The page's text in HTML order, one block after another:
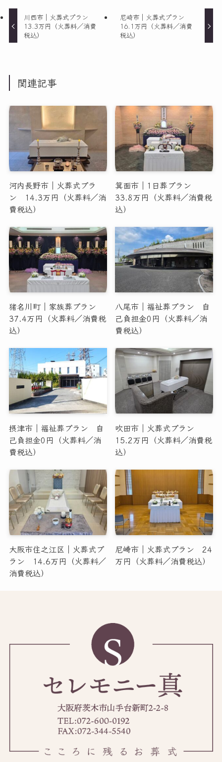
川西市｜火葬式プラン
13.3万円（火葬料／消費
税込）
尼崎市｜火葬式プラン
16.1万円（火葬料／消費
税込）
関連記事
河内長野市｜火葬式プラ
ン 14.3万円（火葬料／消
費税込）
箕面市｜1日葬プラン
33.8万円（火葬料／消費税
込）
猪名川町｜家族葬プラン
37.4万円（火葬料／消費税
込）
八尾市｜福祉葬プラン 自
己負担金0円（火葬料／消
費税込）
摂津市｜福祉葬プラン 自
己負担金0円（火葬料／消
費税込）
吹田市｜火葬式プラン
15.2万円（火葬料／消費税
込）
大阪市住之江区｜火葬式プ
ラン 14.6万円（火葬料／
消費税込）
尼崎市｜火葬式プラン 24
万円（火葬料／消費税込）